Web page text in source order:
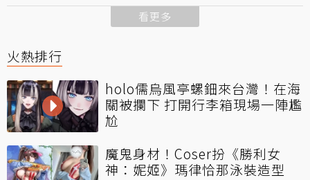
看更多
火熱排行
holo儒烏風亭螺鈿來台灣！在海
關被攔下 打開行李箱現場一陣尷
尬
魔鬼身材！Coser扮《勝利女
神：妮姬》瑪律恰那泳裝造型